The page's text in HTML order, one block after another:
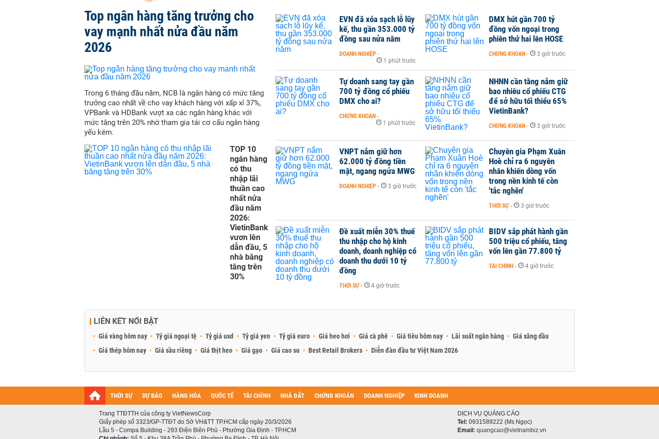
Top ngân hàng tăng trưởng cho
vay mạnh nhất nửa đầu năm
2026
Trong 6 tháng đầu năm, NCB là ngân hàng có mức tăng
trưởng cao nhất về cho vay khách hàng với xấp xỉ 37%,
VPBank và HDBank vượt xa các ngân hàng khác với
mức tăng trên 20% nhờ tham gia tái cơ cấu ngân hàng
yếu kém.
TOP 10
ngân hàng
có thu
nhập lãi
thuần cao
nhất nửa
đầu năm
2026:
VietinBank
vươn lên
dẫn đầu, 5
nhà băng
tăng trên
30%
EVN đã xóa sạch lỗ lũy
kế, thu gần 353.000 tỷ
đồng sau nửa năm
DOANH NGHIỆP -
1 phút trước
DMX hút gần 700 tỷ
đồng vốn ngoại trong
phiên thứ hai lên HOSE
CHỨNG KHOÁN - 3 giờ trước
Tự doanh sang tay gần
700 tỷ đồng cổ phiếu
DMX cho ai?
CHỨNG KHOÁN -
1 phút trước
NHNN cần tăng nắm giữ
bao nhiêu cổ phiếu CTG
để sở hữu tối thiểu 65%
VietinBank?
CHỨNG KHOÁN - 3 giờ trước
VNPT nắm giữ hơn
62.000 tỷ đồng tiền
mặt, ngang ngửa MWG
DOANH NGHIỆP - 3 giờ trước
Chuyên gia Phạm Xuân
Hoè chỉ ra 6 nguyên
nhân khiến dòng vốn
trong nền kinh tế còn
'tắc nghẽn'
THỜI SỰ - 3 giờ trước
Đề xuất miễn 30% thuế
thu nhập cho hộ kinh
doanh, doanh nghiệp có
doanh thu dưới 10 tỷ
đồng
THỜI SỰ - 4 giờ trước
BIDV sắp phát hành gần
500 triệu cổ phiếu, tăng
vốn lên gần 77.800 tỷ
TÀI CHÍNH - 4 giờ trước
LIÊN KẾT NỔI BẬT
Giá vàng hôm nay Tỷ giá ngoại tệ Tỷ giá usd Tỷ giá yen Tỷ giá euro Giá heo hơi Giá cà phê Giá tiêu hôm nay Lãi suất ngân hàng
Giá xăng dầu
Giá thép hôm nay
Giá sầu riêng Giá thịt heo Giá gạo Giá cao su Best Retail Brokers Diễn đàn đầu tư Việt Nam 2026
THỜI SỰ DỰ BÁO HÀNG HÓA QUỐC TẾ TÀI CHÍNH NHÀ ĐẤT CHỨNG KHOÁN DOANH NGHIỆP KINH DOANH
Trang TTĐTTH của công ty VietNewsCorp
Giấy phép số 3323/GP-TTĐT do Sở VH&TT TP.HCM cấp ngày 20/3/2026
Lầu 5 - Compa Building - 293 Điện Biên Phủ - Phường Gia Định - TP.HCM
DỊCH VỤ QUẢNG CÁO
Tel: 0931589222 (Ms Ngọc)
Email: quangcao@vietnambiz.vn